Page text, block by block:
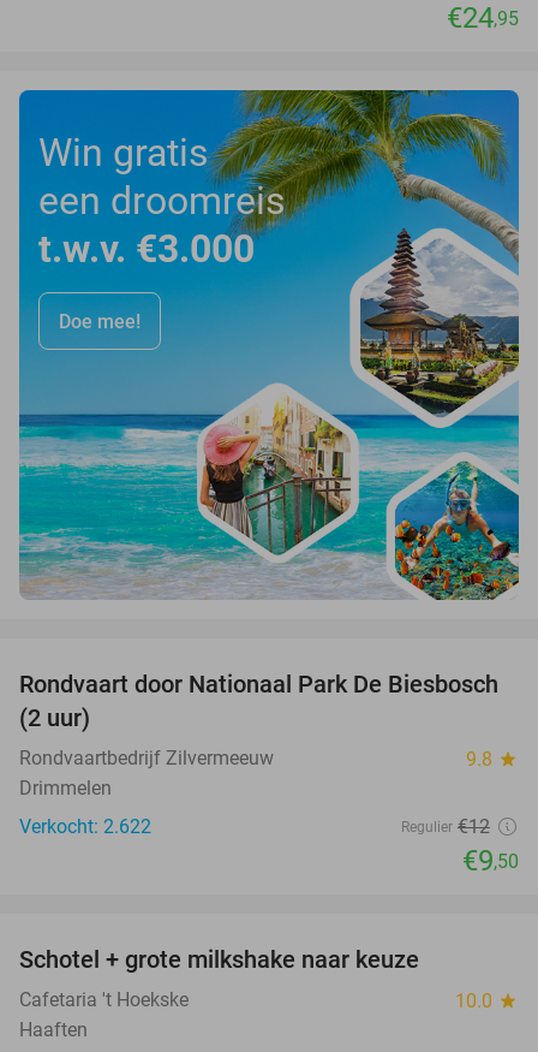
€24,95
Win gratis
een droomreis
t.w.v. €3.000
Doe mee!
21%
Rondvaart door Nationaal Park De Biesbosch
(2 uur)
Rondvaartbedrijf Zilvermeeuw 9.8 star
Drimmelen
Verkocht: 2.622
Regulier €12
€9,50
Schotel + grote milkshake naar keuze
Cafetaria 't Hoekske 10.0 star
Haaften